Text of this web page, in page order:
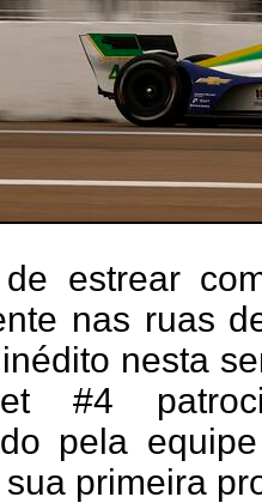
estrear
nas ruas
nesta
#4
pela
primeira